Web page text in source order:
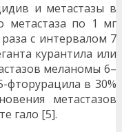
и метастазы в
метастаза по 1 мг
с интервалом 7
курантила или
меланомы 6–
фторурацила в 30%
метастазов
гало [5].